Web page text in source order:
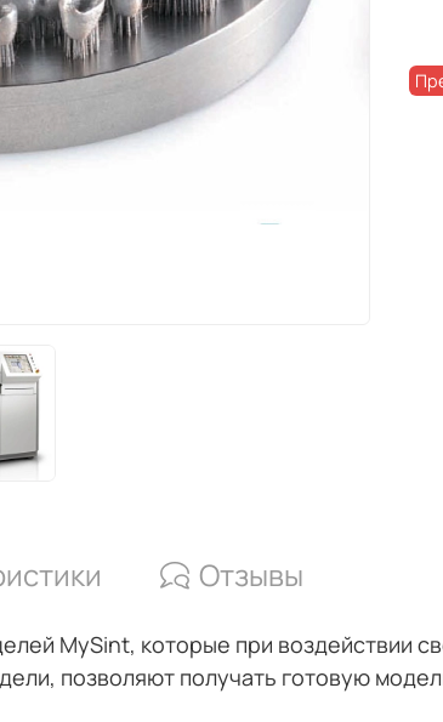
Отзывы
MySint, которые при воздействии
позволяют получать готовую